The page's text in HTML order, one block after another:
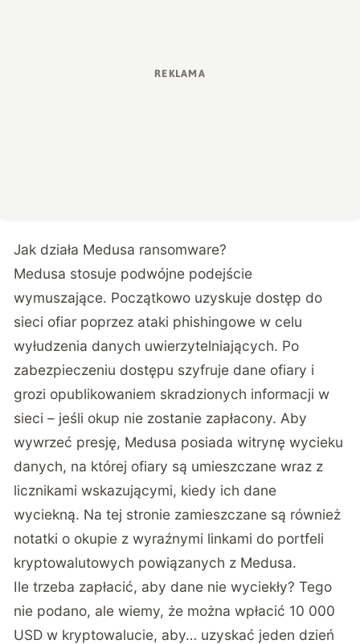
Jak działa Medusa ransomware?
Medusa stosuje podwójne podejście
wymuszające. Początkowo uzyskuje dostęp do
sieci ofiar poprzez ataki phishingowe w celu
wyłudzenia danych uwierzytelniających. Po
zabezpieczeniu dostępu szyfruje dane ofiary i
grozi opublikowaniem skradzionych informacji w
sieci – jeśli okup nie zostanie zapłacony. Aby
wywrzeć presję, Medusa posiada witrynę wycieku
danych, na której ofiary są umieszczane wraz z
licznikami wskazującymi, kiedy ich dane
wyciekną. Na tej stronie zamieszczane są również
notatki o okupie z wyraźnymi linkami do portfeli
kryptowalutowych powiązanych z Medusa.
Ile trzeba zapłacić, aby dane nie wyciekły? Tego
nie podano, ale wiemy, że można wpłacić 10 000
USD w kryptowalucie, aby… uzyskać jeden dzień